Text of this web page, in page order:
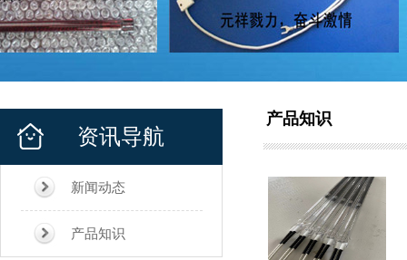
资讯导航
新闻动态
产品知识
产品知识